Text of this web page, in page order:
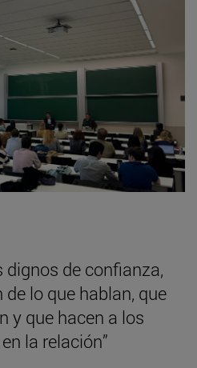
dignos de confianza,
lo que hablan, que
y que hacen a los
la relación”